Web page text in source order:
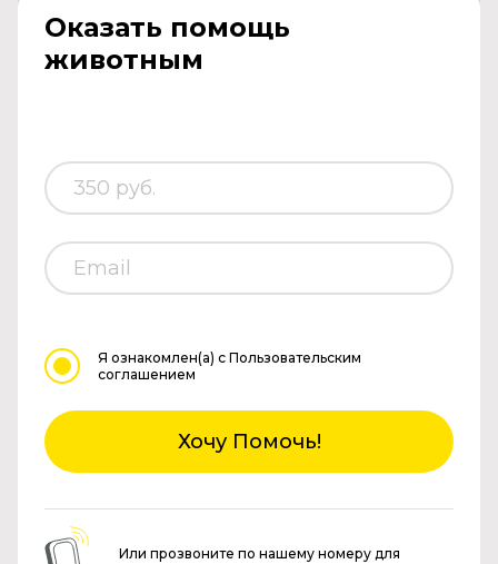
Оказать помощь
животным
Я ознакомлен(а) с Пользовательским
соглашением
Хочу Помочь!
Или прозвоните по нашему номеру для